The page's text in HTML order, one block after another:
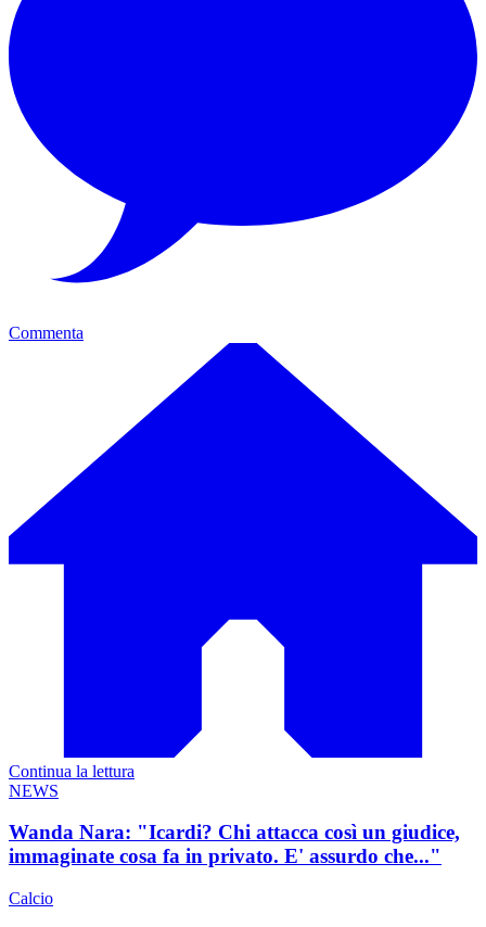
Commenta
Continua la lettura
NEWS
Wanda Nara: "Icardi? Chi attacca così un giudice,
immaginate cosa fa in privato. E' assurdo che..."
Calcio